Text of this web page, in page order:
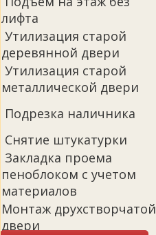
лифта
Утилизация старой
деревянной двери
Утилизация старой
металлической двери
Подрезка наличника
Снятие штукатурки
Закладка проема
пеноблоком с учетом
материалов
Монтаж друхстворчатой
двери